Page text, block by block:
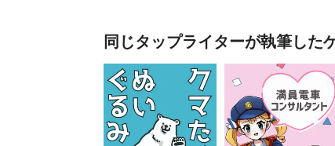
同じタップライターが執筆した